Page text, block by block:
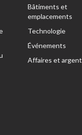
Bâtiments et
emplacements
Technologie
Événements
Affaires et argent